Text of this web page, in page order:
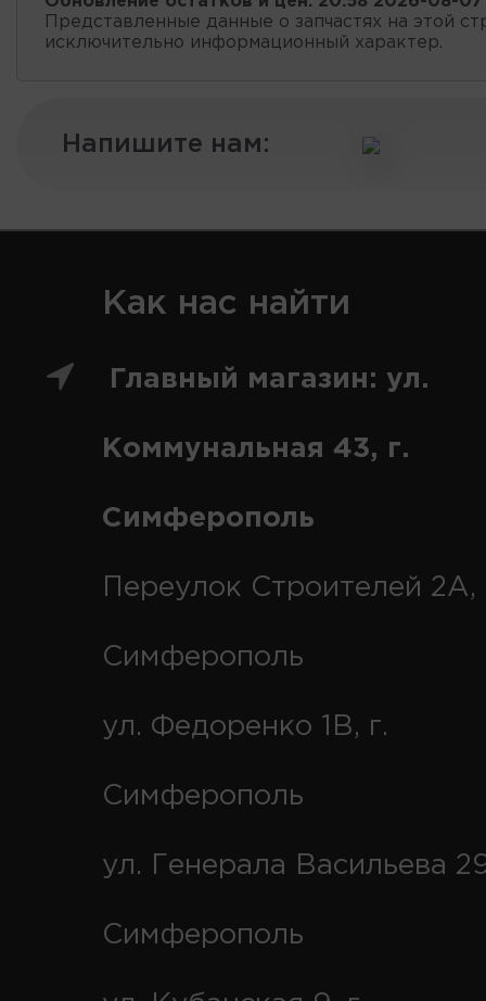
Представленные данные о запчастях на этой
исключительно информационный характер.
Напишите нам:
Как нас найти
Главный магазин: ул.
Коммунальная 43, г.
Симферополь
Переулок Строителей 2А,
Симферополь
ул. Федоренко 1В, г.
Симферополь
ул. Генерала Васильева
Симферополь